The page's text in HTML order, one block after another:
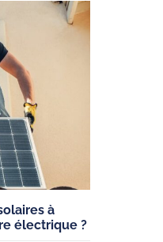
à
électrique ?
nos